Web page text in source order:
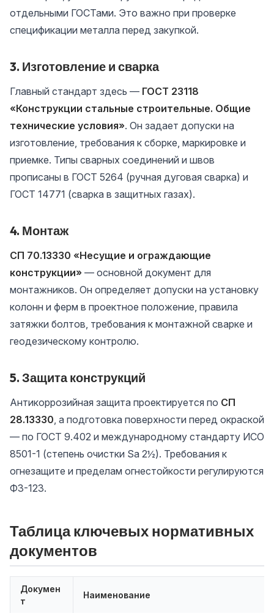
отдельными ГОСТами. Это важно при проверке
спецификации металла перед закупкой.
3. Изготовление и сварка
Главный стандарт здесь — ГОСТ 23118
«Конструкции стальные строительные. Общие
технические условия». Он задает допуски на
изготовление, требования к сборке, маркировке и
приемке. Типы сварных соединений и швов
прописаны в ГОСТ 5264 (ручная дуговая сварка) и
ГОСТ 14771 (сварка в защитных газах).
4. Монтаж
СП 70.13330 «Несущие и ограждающие
конструкции» — основной документ для
монтажников. Он определяет допуски на установку
колонн и ферм в проектное положение, правила
затяжки болтов, требования к монтажной сварке и
геодезическому контролю.
5. Защита конструкций
Антикоррозийная защита проектируется по СП
28.13330, а подготовка поверхности перед окраской
— по ГОСТ 9.402 и международному стандарту ИСО
8501-1 (степень очистки Sa 2½). Требования к
огнезащите и пределам огнестойкости регулируются
ФЗ-123.
Таблица ключевых нормативных
документов
Докумен
т
Наименование